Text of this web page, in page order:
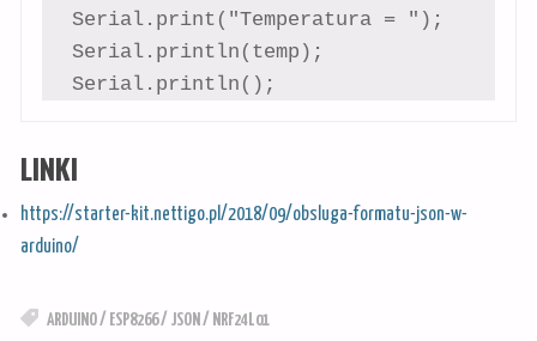
  Serial.println();
LINKI
https://starter-kit.nettigo.pl/2018/09/obsluga-formatu-json-w-
arduino/
ARDUINO/ ESP8266/ JSON / NRF24L01